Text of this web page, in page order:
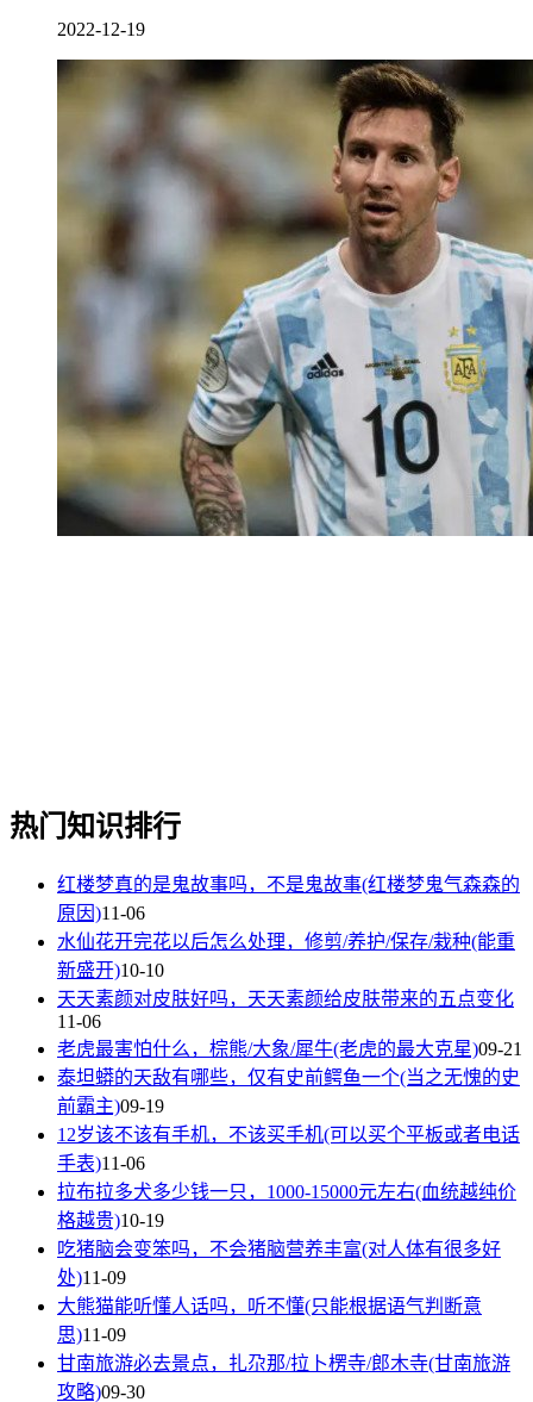
2022-12-19
热门知识排行
红楼梦真的是鬼故事吗，不是鬼故事(红楼梦鬼气森森的
原因)11-06
水仙花开完花以后怎么处理，修剪/养护/保存/栽种(能重
新盛开)10-10
天天素颜对皮肤好吗，天天素颜给皮肤带来的五点变化
11-06
老虎最害怕什么，棕熊/大象/犀牛(老虎的最大克星)09-21
泰坦蟒的天敌有哪些，仅有史前鳄鱼一个(当之无愧的史
前霸主)09-19
12岁该不该有手机，不该买手机(可以买个平板或者电话
手表)11-06
拉布拉多犬多少钱一只，1000-15000元左右(血统越纯价
格越贵)10-19
吃猪脑会变笨吗，不会猪脑营养丰富(对人体有很多好
处)11-09
大熊猫能听懂人话吗，听不懂(只能根据语气判断意
思)11-09
甘南旅游必去景点，扎尕那/拉卜楞寺/郎木寺(甘南旅游
攻略)09-30